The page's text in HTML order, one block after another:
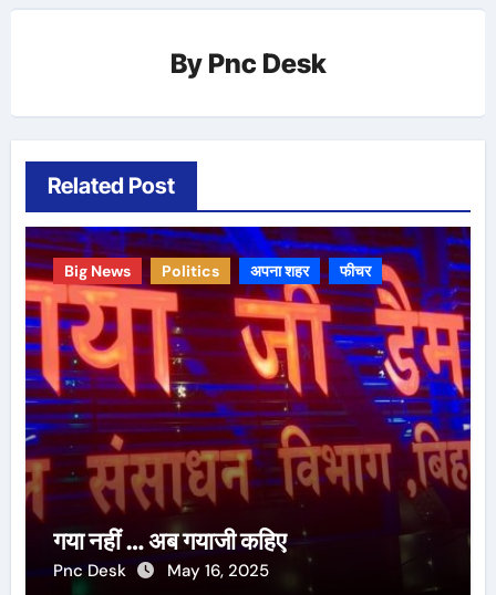
By Pnc Desk
Related Post
Big News Politics अपना शहर फीचर
गया नहीं … अब गयाजी कहिए
Pnc Desk May 16, 2025